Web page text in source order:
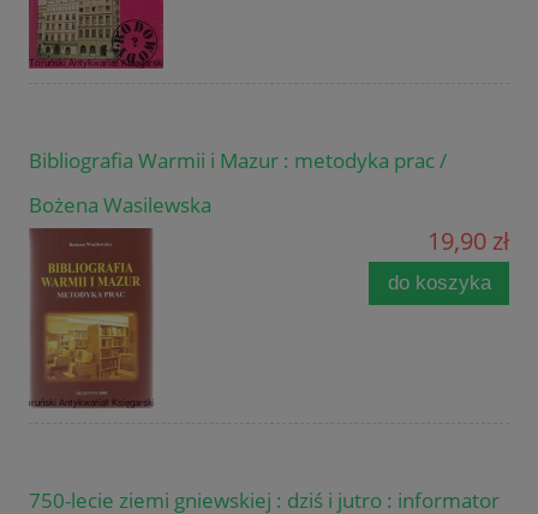
Bibliografia Warmii i Mazur : metodyka prac /
Bożena Wasilewska
19,90 zł
do koszyka
750-lecie ziemi gniewskiej : dziś i jutro : informator